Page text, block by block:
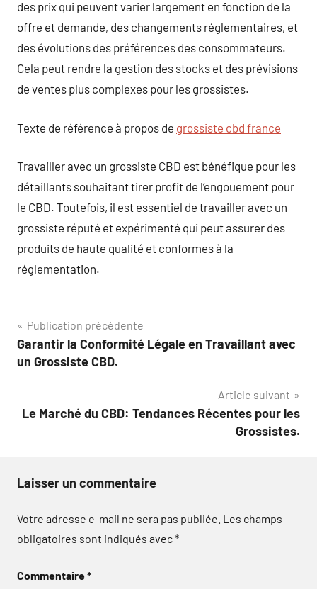
des prix qui peuvent varier largement en fonction de la
offre et demande, des changements réglementaires, et
des évolutions des préférences des consommateurs.
Cela peut rendre la gestion des stocks et des prévisions
de ventes plus complexes pour les grossistes.
Texte de référence à propos de grossiste cbd france
Travailler avec un grossiste CBD est bénéfique pour les
détaillants souhaitant tirer profit de l’engouement pour
le CBD. Toutefois, il est essentiel de travailler avec un
grossiste réputé et expérimenté qui peut assurer des
produits de haute qualité et conformes à la
réglementation.
Navigation
de
Publication précédente
Garantir la Conformité Légale en Travaillant avec
un Grossiste CBD.
Article suivant
Le Marché du CBD: Tendances Récentes pour les
Grossistes.
Laisser un commentaire
Votre adresse e-mail ne sera pas publiée. Les champs
obligatoires sont indiqués avec*
Commentaire*